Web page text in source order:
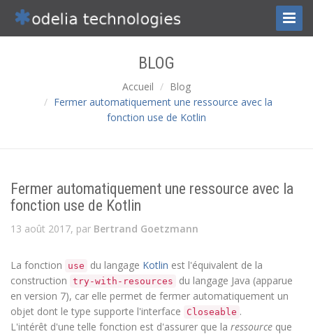
Toggle
BLOG
Accueil
Blog
Fermer automatiquement une ressource avec la
fonction use de Kotlin
Fermer automatiquement une ressource avec la
fonction use de Kotlin
13 août 2017, par Bertrand Goetzmann
La fonction use du langage Kotlin est l'équivalent de la
construction try-with-resources
du langage Java (apparue
en version 7), car elle permet de fermer automatiquement un
objet dont le type supporte l'interface
Closeable .
L'intérêt d'une telle fonction est d'assurer que la ressource que